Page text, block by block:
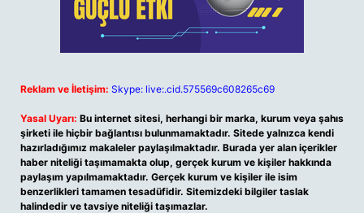
Reklam ve İletişim: Skype: live:.cid.575569c608265c69
Yasal Uyarı: Bu internet sitesi, herhangi bir marka, kurum veya şahıs
şirketi ile hiçbir bağlantısı bulunmamaktadır. Sitede yalnızca kendi
hazırladığımız makaleler paylaşılmaktadır. Burada yer alan içerikler
haber niteliği taşımamakta olup, gerçek kurum ve kişiler hakkında
paylaşım yapılmamaktadır. Gerçek kurum ve kişiler ile isim
benzerlikleri tamamen tesadüfidir. Sitemizdeki bilgiler taslak
halindedir ve tavsiye niteliği taşımazlar.